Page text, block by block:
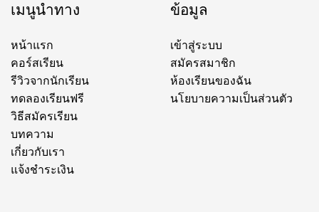
เมนูนำทาง
หน้าแรก
คอร์สเรียน
รีวิวจากนักเรียน
ทดลองเรียนฟรี
วิธีสมัครเรียน
บทความ
เกี่ยวกับเรา
แจ้งชำระเงิน
ข้อมูล
เข้าสู่ระบบ
สมัครสมาชิก
ห้องเรียนของฉัน
นโยบายความเป็นส่วนตัว